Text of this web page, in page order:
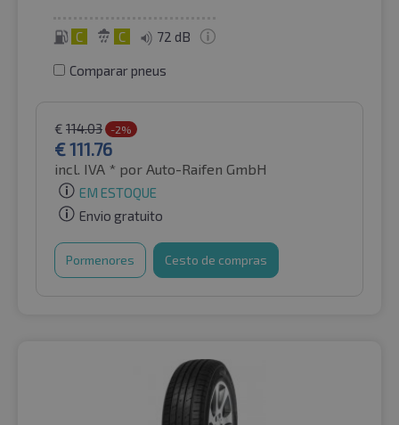
C C 72 dB
Comparar pneus
€ 114.03 -2%
€111.76
incl. IVA * por Auto-Raifen GmbH
EM ESTOQUE
Envio gratuito
Pormenores Cesto de compras